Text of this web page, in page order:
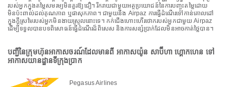
របស់អ្នកក្នុងតម្លៃសមរម្យមិនគួរឱ្យជឿ។ រីករាយជាមួយអត្ថប្រយោជន៍នៃការបញ្ចុះតម្លៃដោយ
មិនប៉ះពាល់ដល់គុណភាព ឬផាសុកភាព។ ជាមួយនឹង Airpaz ការធ្វើដំណើរទៅកាន់គោលដៅ
ក្នុងក្តីស្រមៃរបស់អ្នកមិនងាយស្រួលនោះទេ។ កក់ជើងហោះហើរថោករបស់អ្នកជាមួយ Airpaz
ដើម្បីទទួលបានបទពិសោធន៍ធ្វើដំណើរដ៏ពិសេស និងការសន្សំប្រាក់ដែលមិនអាចកាត់ថ្លៃបាន។
បញ្ជីនៃក្រុមហ៊ុនអាកាសចរណ៍ដែលមានពី អាកាសយ៉ូន សាប៊ីហា ហ្គោកហេន ទៅ
អាកាសយានដ្ឋានទីក្រុងប្រាក
Pegasus Airlines